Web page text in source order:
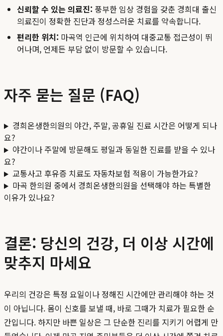
신뢰할 수 있는 의료진: 풍부한 임상 경험을 갖춘 경희대 출신
의료진이 정확한 진단과 정성스러운 치료를 약속합니다.
편리한 위치: 마곡역 인근에 위치하여 대중교통 접근성이 뛰
어나며, 언제든 부담 없이 방문할 수 있습니다.
자주 묻는 질문 (FAQ)
경희온생한의원의 야간, 주말, 공휴일 진료 시간은 어떻게 되나
요?
야간이나 주말에 방문해도 평일과 동일한 진료를 받을 수 있나
요?
교통사고 후유증 치료도 자동차보험 적용이 가능한가요?
마곡 한의원 중에서 경희온생한의원을 선택해야 하는 특별한
이유가 있나요?
결론: 당신의 건강, 더 이상 시간에
맞추지 마세요
우리의 건강은 특정 요일이나 정해진 시간에만 관리해야 하는 것
이 아닙니다. 몸이 신호를 보낼 때, 바로 그때가 치료가 필요한 순
간입니다. 하지만 바쁜 일상은 그 단순한 진리를 지키기 어렵게 만